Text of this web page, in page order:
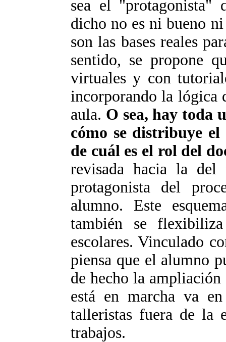
sea el "protagonista"
dicho no es ni bueno
son las bases reales
sentido, se propone
virtuales y con
incorporando la lógica
aula. O sea, hay toda
cómo se distribuye
de cuál es el rol del
revisada hacia la
protagonista del
alumno. Este
también se
escolares. Vinculado
piensa que el alumno
de hecho la
está en marcha va
talleristas fuera de la
trabajos.